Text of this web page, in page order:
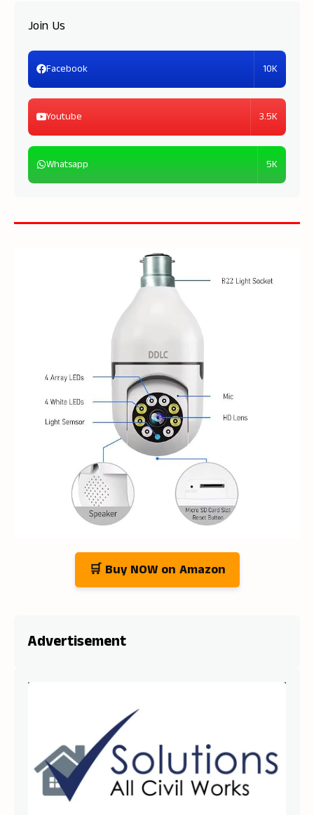
Join Us
Facebook 10K
Youtube 3.5K
Whatsapp 5K
🛒 Buy NOW on Amazon
Advertisement